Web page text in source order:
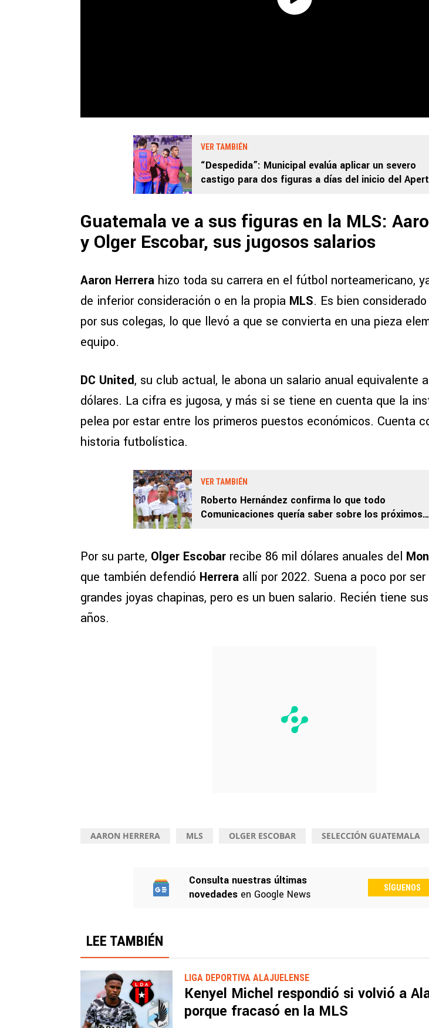
VER TAMBIÉN
“Despedida”: Municipal evalúa aplicar un severo
castigo para dos figuras a días del inicio del
Guatemala ve a sus figuras en la MLS:
y Olger Escobar, sus jugosos salarios
Aaron Herrera hizo toda su carrera en el fútbol norteamericano,
de inferior consideración o en la propia MLS. Es bien
por sus colegas, lo que llevó a que se convierta en una pieza
equipo.
DC United, su club actual, le abona un salario anual equivalente
dólares. La cifra es jugosa, y más si se tiene en cuenta que la
pelea por estar entre los primeros puestos económicos. Cuenta
historia futbolística.
VER TAMBIÉN
Roberto Hernández confirma lo que todo
Comunicaciones quería saber sobre los próximos
Por su parte, Olger Escobar recibe 86 mil dólares anuales del
que también defendió Herrera allí por 2022. Suena a poco por
grandes joyas chapinas, pero es un buen salario. Recién tiene
años.
AARON HERRERA MLS OLGER ESCOBAR SELECCIÓN GUATEMALA
Consulta nuestras últimas
novedades en Google News
SÍGUENOS
LEE TAMBIÉN
LIGA DEPORTIVA ALAJUELENSE
Kenyel Michel respondió si volvió a
porque fracasó en la MLS